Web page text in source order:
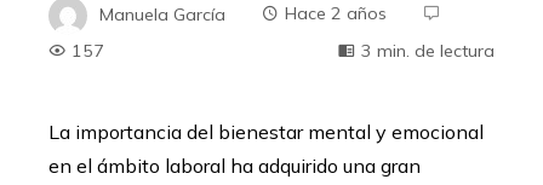
Manuela García
Hace 2 años
157
3 min. de lectura
La importancia del bienestar mental y emocional
en el ámbito laboral ha adquirido una gran